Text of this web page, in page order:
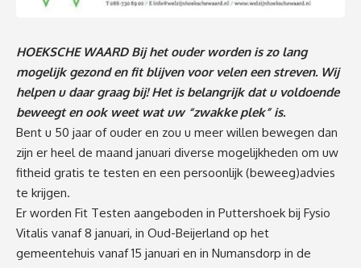
HOEKSCHE WAARD Bij het ouder worden is zo lang
mogelijk gezond en fit blijven voor velen een streven. Wij
helpen u daar graag bij! Het is belangrijk dat u voldoende
beweegt en ook weet wat uw “zwakke plek” is.
Bent u 50 jaar of ouder en zou u meer willen bewegen dan
zijn er heel de maand januari diverse mogelijkheden om uw
fitheid gratis te testen en een persoonlijk (beweeg)advies
te krijgen.
Er worden Fit Testen aangeboden in Puttershoek bij Fysio
Vitalis vanaf 8 januari, in Oud-Beijerland op het
gemeentehuis vanaf 15 januari en in Numansdorp in de